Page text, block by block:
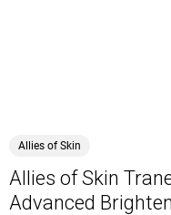
Allies of Skin
Allies of Skin
Advanced